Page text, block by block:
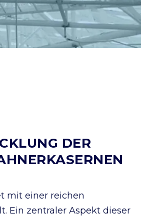
DER
mit einer reichen
Ein zentraler Aspekt dieser